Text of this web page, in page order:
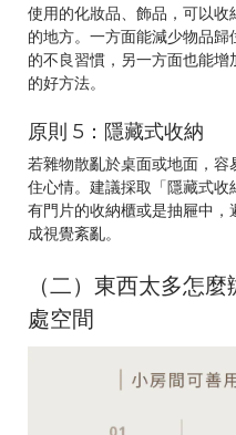
使用的化妝品、飾品，可以收
的地方。一方面能減少物品
的不良習慣，另一方面也能
的好方法。
原則 5：隱藏式收納
若雜物散亂於桌面或地面，
住心情。建議採取「隱藏式
有門片的收納櫃或是抽屜中
成視覺紊亂。
（二）東西太多怎
處空間